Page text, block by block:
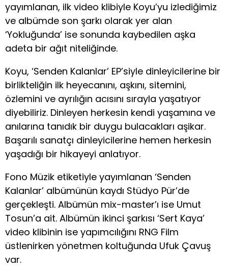
yayımlanan, ilk video klibiyle Koyu’yu izlediğimiz
ve albümde son şarkı olarak yer alan
‘Yokluğunda’ ise sonunda kaybedilen aşka
adeta bir ağıt niteliğinde.
Koyu, ‘Senden Kalanlar’ EP’siyle dinleyicilerine bir
birlikteliğin ilk heyecanını, aşkını, sitemini,
özlemini ve ayrılığın acısını sırayla yaşatıyor
diyebiliriz. Dinleyen herkesin kendi yaşamına ve
anılarına tanıdık bir duygu bulacakları aşikar.
Başarılı sanatçı dinleyicilerine hemen herkesin
yaşadığı bir hikayeyi anlatıyor.
Fono Müzik etiketiyle yayımlanan ‘Senden
Kalanlar’ albümünün kaydı Stüdyo Pür’de
gerçekleşti. Albümün mix-master’ı ise Umut
Tosun’a ait. Albümün ikinci şarkısı ‘Sert Kaya’
video klibinin ise yapımcılığını RNG Film
üstlenirken yönetmen koltuğunda Ufuk Çavuş
var.